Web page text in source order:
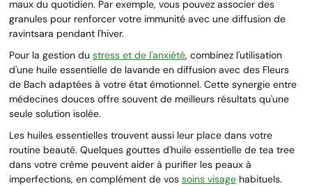
maux du quotidien. Par exemple, vous pouvez associer des
granules pour renforcer votre immunité avec une diffusion de
ravintsara pendant l'hiver.
Pour la gestion du stress et de l'anxiété, combinez l'utilisation
d'une huile essentielle de lavande en diffusion avec des Fleurs
de Bach adaptées à votre état émotionnel. Cette synergie entre
médecines douces offre souvent de meilleurs résultats qu'une
seule solution isolée.
Les huiles essentielles trouvent aussi leur place dans votre
routine beauté. Quelques gouttes d'huile essentielle de tea tree
dans votre crème peuvent aider à purifier les peaux à
imperfections, en complément de vos soins visage habituels.